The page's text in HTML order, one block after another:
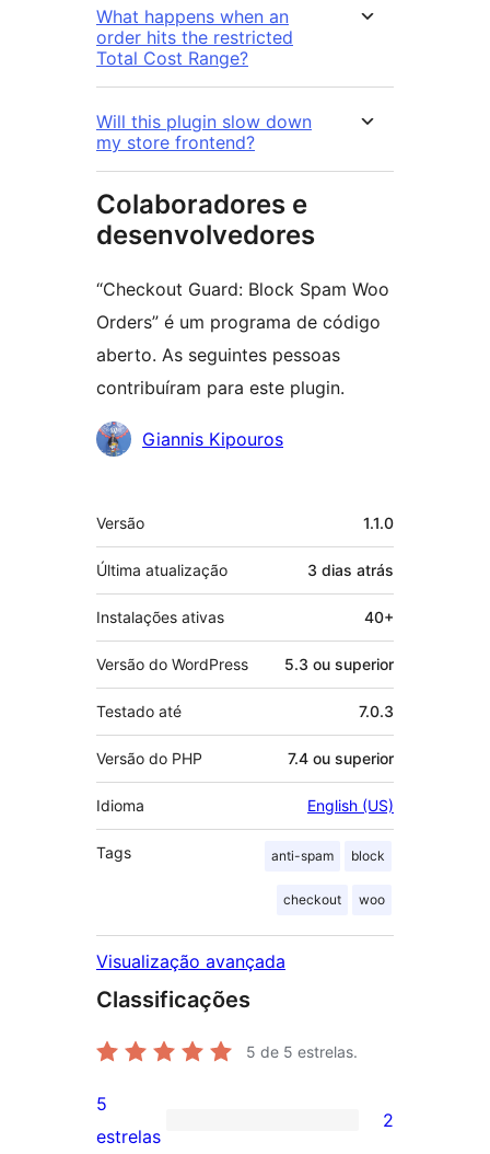
What happens when an
order hits the restricted
Total Cost Range?
Will this plugin slow down
my store frontend?
Colaboradores e
desenvolvedores
“Checkout Guard: Block Spam Woo
Orders” é um programa de código
aberto. As seguintes pessoas
contribuíram para este plugin.
Colaboradores
Giannis Kipouros
Meta
Versão 1.1.0
Última atualização 3 dias atrás
Instalações ativas 40+
Versão do WordPress 5.3 ou superior
Testado até 7.0.3
Versão do PHP 7.4 ou superior
Idioma English (US)
Tags anti-spam block
checkout woo
Visualização avançada
Classificações
5 de 5 estrelas.
2
5
estrelas
2